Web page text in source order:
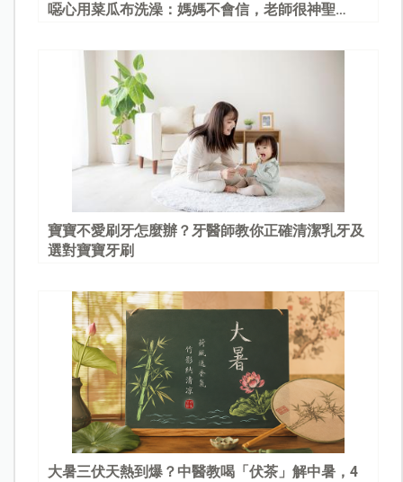
噁心用菜瓜布洗澡：媽媽不會信，老師很神聖…
寶寶不愛刷牙怎麼辦？牙醫師教你正確清潔乳牙及
選對寶寶牙刷
大暑三伏天熱到爆？中醫教喝「伏茶」解中暑，4